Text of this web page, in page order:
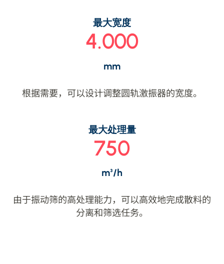
最大宽度
4.000
mm
根据需要，可以设计调整圆轨激振器的宽度。
最大处理量
750
m³/h
由于振动筛的高处理能力，可以高效地完成散料的
分离和筛选任务。